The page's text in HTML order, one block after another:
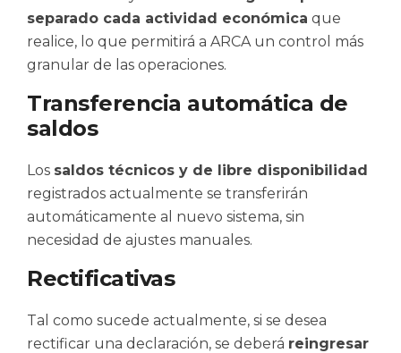
separado cada actividad económica que
realice, lo que permitirá a ARCA un control más
granular de las operaciones.
Transferencia automática de
saldos
Los saldos técnicos y de libre disponibilidad
registrados actualmente se transferirán
automáticamente al nuevo sistema, sin
necesidad de ajustes manuales.
Rectificativas
Tal como sucede actualmente, si se desea
rectificar una declaración, se deberá reingresar